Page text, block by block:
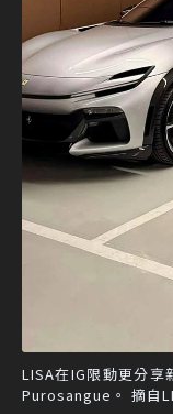
LISA在IG限動更分
Purosangue。 摘自